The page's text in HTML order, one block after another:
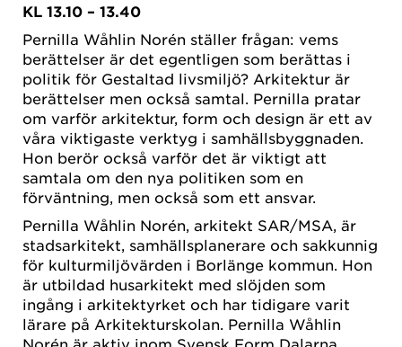
KL 13.10 – 13.40
Pernilla Wåhlin Norén ställer frågan: vems
berättelser är det egentligen som berättas i
politik för Gestaltad livsmiljö? Arkitektur är
berättelser men också samtal. Pernilla pratar
om varför arkitektur, form och design är ett av
våra viktigaste verktyg i samhällsbyggnaden.
Hon berör också varför det är viktigt att
samtala om den nya politiken som en
förväntning, men också som ett ansvar.
Pernilla Wåhlin Norén, arkitekt SAR/MSA, är
stadsarkitekt, samhällsplanerare och sakkunnig
för kulturmiljövärden i Borlänge kommun. Hon
är utbildad husarkitekt med slöjden som
ingång i arkitektyrket och har tidigare varit
lärare på Arkitekturskolan. Pernilla Wåhlin